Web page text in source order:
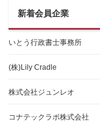
新着会員企業
いとう行政書士事務所
(株)Lily Cradle
株式会社ジュンレオ
コナテックラボ株式会社